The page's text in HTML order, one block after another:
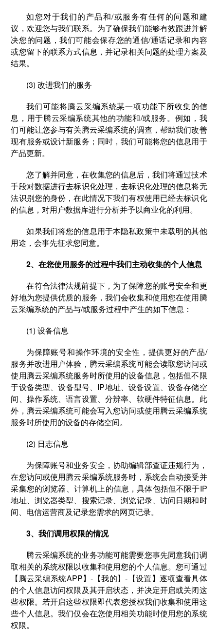
如您对于我们的产品和/或服务有任何的问题和建
议，欢迎您与我们联系。为了确保我们能够有效跟进并解
决您的问题，我们可能会保存您的通信/通话记录和内容
或您留下的联系方式信息，并记录相关问题的处理方案及
结果。
(3) 改进我们的服务
我们可能将腾云采编系统某一项功能下所收集的信
息，用于腾云采编系统其他的功能和/或服务。例如，我
们可能让您参与有关腾云采编系统的调查，帮助我们改善
现有服务或设计新服务；同时，我们可能将您的信息用于
产品更新。
您了解并同意，在收集您的信息后，我们将通过技术
手段对数据进行去标识化处理，去标识化处理的信息将无
法识别您的身份，在此情况下我们有权使用已经去标识化
的信息，对用户数据库进行分析并予以商业化的利用。
如果我们将您的信息用于本隐私政策中未载明的其他
用途，会事先征求您同意。
2、在您使用服务的过程中我们主动收集的个人信息
在符合法律法规前提下，为了保障您的账号安全和更
好地为您提供优质的服务，我们会收集和使用您在使用腾
云采编系统的产品与/或服务过程中产生的如下信息：
(1) 设备信息
为保障账号和操作环境的安全性，提供更好的产品/
服务并改进用户体验，腾云采编系统可能会读取您访问或
使用腾云采编系统服务时所使用的设备信息，包括但不限
于设备类型、设备型号、IP地址、设备设置、设备存储空
间、操作系统、语言设置、分辨率、软硬件特征信息。此
外，腾云采编系统可能会写入您访问或使用腾云采编系统
服务时所使用的设备的存储空间。
(2) 日志信息
为保障账号和业务安全，协助编辑部查证违规行为，
在您访问或使用腾云采编系统服务时，系统会自动接受并
采集您的浏览器、计算机上的信息，具体包括但不限于IP
地址、浏览器类型、搜索记录、浏览记录、访问日期和时
间、电信运营商及记录您需求的网页记录。
3、我们调用权限的情况
腾云采编系统的业务功能可能需要您事先同意我们调
取相关的系统权限以收集和使用您的个人信息。您可通过
【腾云采编系统APP】-【我的】-【设置】逐项查看具体
的个人信息访问权限及其开启状态，并决定开启或关闭这
些权限。若开启这些权限即代表您授权我们收集和使用这
些个人信息。我们仅会在您使用相关功能时使用您的系统
权限。